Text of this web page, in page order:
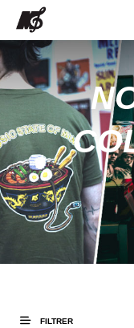
FILTRER